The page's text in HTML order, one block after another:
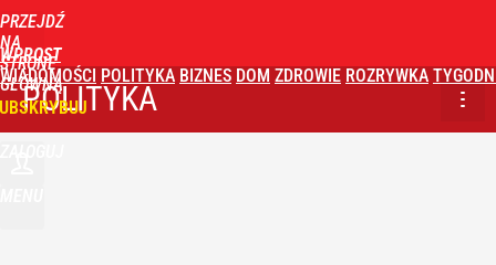
PRZEJDŹ
NA
STRONĘ
GŁÓWNĄ
WPROST
WIADOMOŚCI POLITYKA BIZNES DOM ZDROWIE ROZRYWKA
POLITYKA